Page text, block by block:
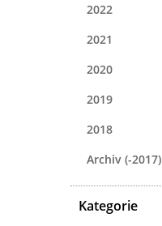
2022
2021
2020
2019
2018
Archiv (-2017)
Kategorie